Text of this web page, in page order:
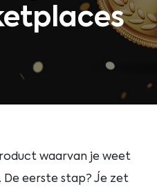
waarvan je weet
eerste stap? Je zet